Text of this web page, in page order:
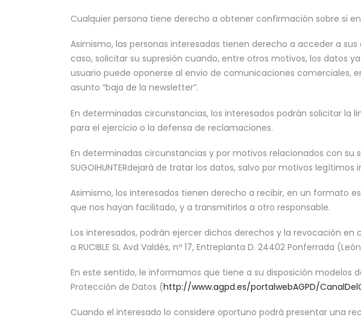
Cualquier persona tiene derecho a obtener confirmación sobre si
Asimismo, las personas interesadas tienen derecho a acceder a
caso, solicitar su supresión cuando, entre otros motivos, los datos
usuario puede oponerse al envio de comunicaciones comerciales,
asunto “baja de la newsletter”.
En determinadas circunstancias, los interesados podrán solicitar
para el ejercicio o la defensa de reclamaciones.
En determinadas circunstancias y por motivos relacionados con
SUGOIHUNTERdejará de tratar los datos, salvo por motivos
Asimismo, los interesados tienen derecho a recibir, en un formato
que nos hayan facilitado, y a transmitirlos a otro responsable.
Los interesados, podrán ejercer dichos derechos y la revocación
a RUCIBLE SL Avd Valdés, nº 17, Entreplanta D. 24402 Ponferrada
En este sentido, le informamos que tiene a su disposición modelos
Protección de Datos (http://www.agpd.es/portalwebAGPD/
Cuando el interesado lo considere oportuno podrá presentar una